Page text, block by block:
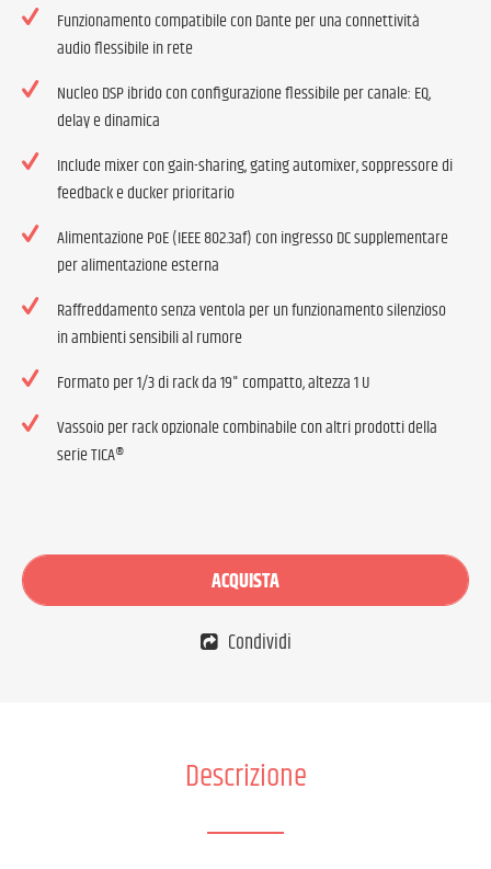
Funzionamento compatibile con Dante per una connettività
audio flessibile in rete
Nucleo DSP ibrido con configurazione flessibile per canale: EQ,
delay e dinamica
Include mixer con gain-sharing, gating automixer, soppressore di
feedback e ducker prioritario
Alimentazione PoE (IEEE 802.3af) con ingresso DC supplementare
per alimentazione esterna
Raffreddamento senza ventola per un funzionamento silenzioso
in ambienti sensibili al rumore
Formato per 1/3 di rack da 19" compatto, altezza 1 U
Vassoio per rack opzionale combinabile con altri prodotti della
serie TICA®
ACQUISTA
Condividi
Descrizione